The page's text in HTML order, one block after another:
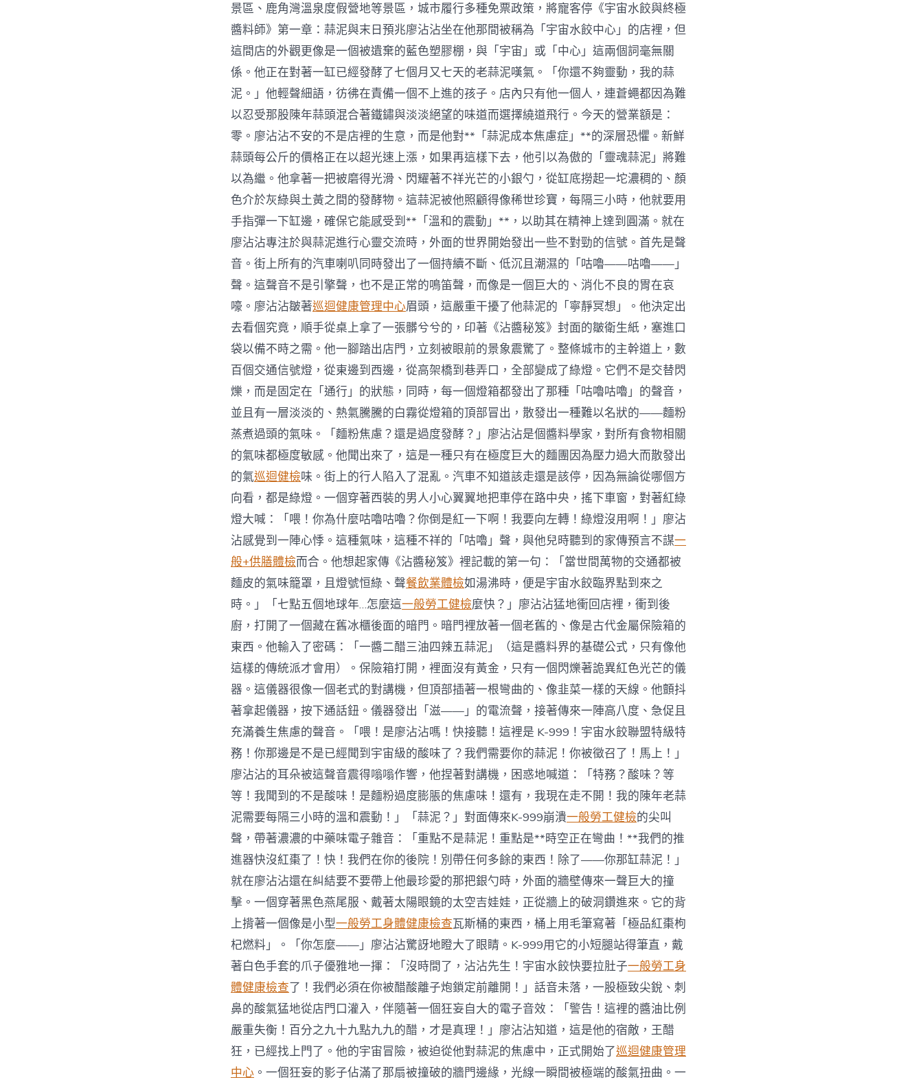
景區、鹿角灣溫泉度假營地等景區，城市履行多種免票政策，將寵客停《宇宙水餃與終極
醬料師》第一章：蒜泥與末日預兆廖沾沾坐在他那間被稱為「宇宙水餃中心」的店裡，但
這間店的外觀更像是一個被遺棄的藍色塑膠棚，與「宇宙」或「中心」這兩個詞毫無關
係。他正在對著一缸已經發酵了七個月又七天的老蒜泥嘆氣。「你還不夠靈動，我的蒜
泥。」他輕聲細語，彷彿在責備一個不上進的孩子。店內只有他一個人，連蒼蠅都因為難
以忍受那股陳年蒜頭混合著鐵鏽與淡淡絕望的味道而選擇繞道飛行。今天的營業額是：
零。廖沾沾不安的不是店裡的生意，而是他對**「蒜泥成本焦慮症」**的深層恐懼。新鮮
蒜頭每公斤的價格正在以超光速上漲，如果再這樣下去，他引以為傲的「靈魂蒜泥」將難
以為繼。他拿著一把被磨得光滑、閃耀著不祥光芒的小銀勺，從缸底撈起一坨濃稠的、顏
色介於灰綠與土黃之間的發酵物。這蒜泥被他照顧得像稀世珍寶，每隔三小時，他就要用
手指彈一下缸邊，確保它能感受到**「溫和的震動」**，以助其在精神上達到圓滿。就在
廖沾沾專注於與蒜泥進行心靈交流時，外面的世界開始發出一些不對勁的信號。首先是聲
音。街上所有的汽車喇叭同時發出了一個持續不斷、低沉且潮濕的「咕嚕——咕嚕——」
聲。這聲音不是引擎聲，也不是正常的鳴笛聲，而像是一個巨大的、消化不良的胃在哀
嚎。廖沾沾皺著巡迴健康管理中心眉頭，這嚴重干擾了他蒜泥的「寧靜冥想」。他決定出
去看個究竟，順手從桌上拿了一張髒兮兮的，印著《沾醬秘笈》封面的皺衛生紙，塞進口
袋以備不時之需。他一腳踏出店門，立刻被眼前的景象震驚了。整條城市的主幹道上，數
百個交通信號燈，從東邊到西邊，從高架橋到巷弄口，全部變成了綠燈。它們不是交替閃
爍，而是固定在「通行」的狀態，同時，每一個燈箱都發出了那種「咕嚕咕嚕」的聲音，
並且有一層淡淡的、熱氣騰騰的白霧從燈箱的頂部冒出，散發出一種難以名狀的——麵粉
蒸煮過頭的氣味。「麵粉焦慮？還是過度發酵？」廖沾沾是個醬料學家，對所有食物相關
的氣味都極度敏感。他聞出來了，這是一種只有在極度巨大的麵團因為壓力過大而散發出
的氣巡迴健檢味。街上的行人陷入了混亂。汽車不知道該走還是該停，因為無論從哪個方
向看，都是綠燈。一個穿著西裝的男人小心翼翼地把車停在路中央，搖下車窗，對著紅綠
燈大喊：「喂！你為什麼咕嚕咕嚕？你倒是紅一下啊！我要向左轉！綠燈沒用啊！」廖沾
沾感覺到一陣心悸。這種氣味，這種不祥的「咕嚕」聲，與他兒時聽到的家傳預言不謀一
般+供膳體檢而合。他想起家傳《沾醬秘笈》裡記載的第一句：「當世間萬物的交通都被
麵皮的氣味籠罩，且燈號恒綠、聲餐飲業體檢如湯沸時，便是宇宙水餃臨界點到來之
時。」「七點五個地球年…怎麼這一般勞工健檢麼快？」廖沾沾猛地衝回店裡，衝到後
廚，打開了一個藏在舊冰櫃後面的暗門。暗門裡放著一個老舊的、像是古代金屬保險箱的
東西。他輸入了密碼：「一醬二醋三油四辣五蒜泥」（這是醬料界的基礎公式，只有像他
這樣的傳統派才會用）。保險箱打開，裡面沒有黃金，只有一個閃爍著詭異紅色光芒的儀
器。這儀器很像一個老式的對講機，但頂部插著一根彎曲的、像韭菜一樣的天線。他顫抖
著拿起儀器，按下通話鈕。儀器發出「滋——」的電流聲，接著傳來一陣高八度、急促且
充滿養生焦慮的聲音。「喂！是廖沾沾嗎！快接聽！這裡是 K-999！宇宙水餃聯盟特級特
務！你那邊是不是已經聞到宇宙級的酸味了？我們需要你的蒜泥！你被徵召了！馬上！」
廖沾沾的耳朵被這聲音震得嗡嗡作響，他捏著對講機，困惑地喊道：「特務？酸味？等
等！我聞到的不是酸味！是麵粉過度膨脹的焦慮味！還有，我現在走不開！我的陳年老蒜
泥需要每隔三小時的溫和震動！」「蒜泥？」對面傳來K-999崩潰一般勞工健檢的尖叫
聲，帶著濃濃的中藥味電子雜音：「重點不是蒜泥！重點是**時空正在彎曲！**我們的推
進器快沒紅棗了！快！我們在你的後院！別帶任何多餘的東西！除了——你那缸蒜泥！」
就在廖沾沾還在糾結要不要帶上他最珍愛的那把銀勺時，外面的牆壁傳來一聲巨大的撞
擊。一個穿著黑色燕尾服、戴著太陽眼鏡的太空吉娃娃，正從牆上的破洞鑽進來。它的背
上揹著一個像是小型一般勞工身體健康檢查瓦斯桶的東西，桶上用毛筆寫著「極品紅棗枸
杞燃料」。「你怎麼——」廖沾沾驚訝地瞪大了眼睛。K-999用它的小短腿站得筆直，戴
著白色手套的爪子優雅地一揮：「沒時間了，沾沾先生！宇宙水餃快要拉肚子一般勞工身
體健康檢查了！我們必須在你被醋酸離子炮鎖定前離開！」話音未落，一股極致尖銳、刺
鼻的酸氣猛地從店門口灌入，伴隨著一個狂妄自大的電子音效：「警告！這裡的醬油比例
嚴重失衡！百分之九十九點九九的醋，才是真理！」廖沾沾知道，這是他的宿敵，王醋
狂，已經找上門了。他的宇宙冒險，被迫從他對蒜泥的焦慮中，正式開始了巡迴健康管理
中心 。一個狂妄的影子佔滿了那扇被撞破的牆門邊緣，光線一瞬間被極端的酸氣扭曲。一